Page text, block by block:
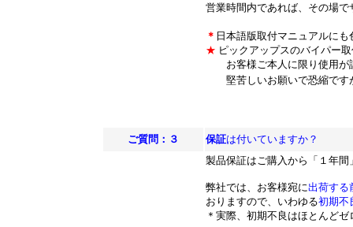
営業時間内であれば、その場
＊ 日本語版取付マニュアルに
★ ピックアップスのバイパー
お客様ご本人に限り使用が
堅苦しいお願いで恐縮です
ご質問：３ 保証は付いていますか？
製品保証はご購入から「１年間
弊社では、お客様宛に出荷する
おりますので、いわゆる初期不
＊実際、初期不良はほとんど